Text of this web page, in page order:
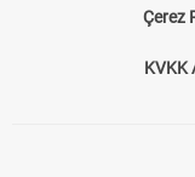
Çerez
KVKK